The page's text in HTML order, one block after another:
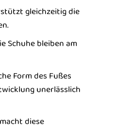
gleichzeitig die
Schuhe bleiben am
Form des Fußes
unerlässlich
diese